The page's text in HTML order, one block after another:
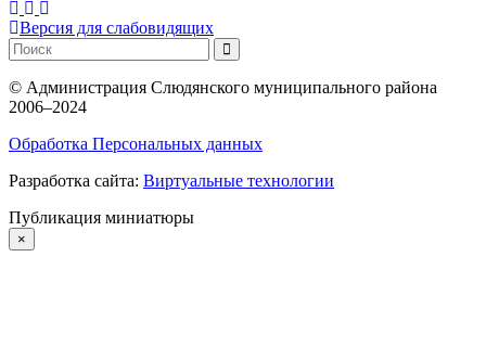
Версия для слабовидящих
© Администрация Слюдянского муниципального района
2006–2024
Обработка Персональных данных
Разработка сайта: Виртуальные технологии
Публикация миниатюры
×